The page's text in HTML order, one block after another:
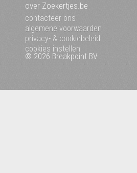
over Zoekertjes.be
contacteer ons
algemene voorwaarden
privacy- & cookiebeleid
cookies instellen
© 2026 Breakpoint BV